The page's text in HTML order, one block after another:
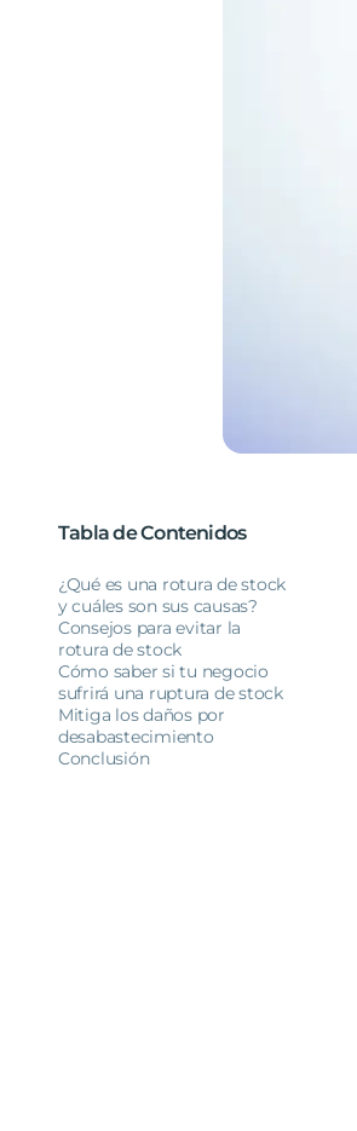
Tabla de Contenidos
¿Qué es una rotura de stock
y cuáles son sus causas?
Consejos para evitar la
rotura de stock
Cómo saber si tu negocio
sufrirá una ruptura de stock
Mitiga los daños por
desabastecimiento
Conclusión